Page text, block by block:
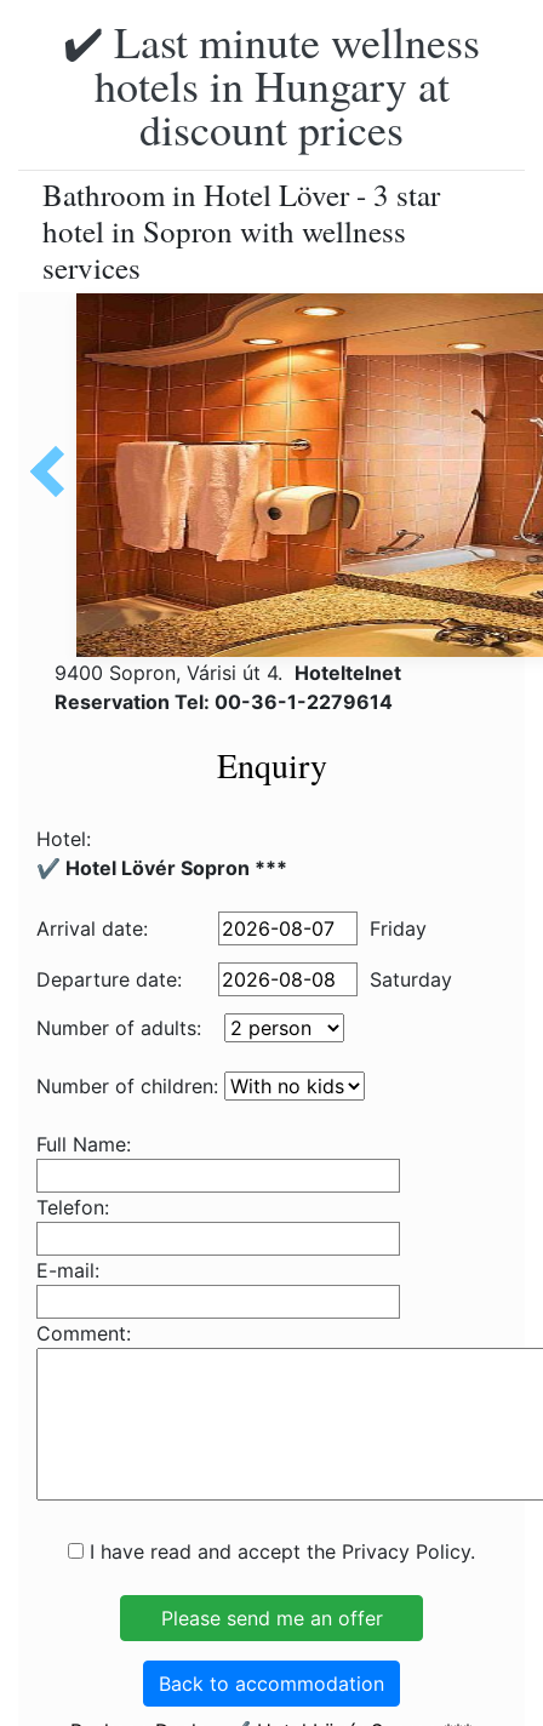
✔️ Last minute wellness
hotels in Hungary at
discount prices
Bathroom in Hotel Löver - 3 star
hotel in Sopron with wellness
services
9400 Sopron, Várisi út 4. Hoteltelnet
Reservation Tel: 00-36-1-2279614
Enquiry
Hotel:
✔️ Hotel Lövér Sopron ***
Arrival date: Friday
Departure date:
Saturday
Number of adults:
Number of children:
Full Name:
Telefon:
E-mail:
Comment:
I have read and accept the Privacy Policy.
Back to accommodation